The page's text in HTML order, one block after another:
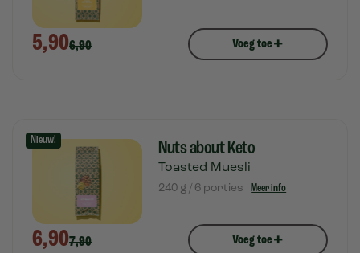
5,906,90 Voeg toe+
Nieuw! Nuts about Keto
Toasted Muesli
240 g / 6 porties | Meer info
6,907,90 Voeg toe+